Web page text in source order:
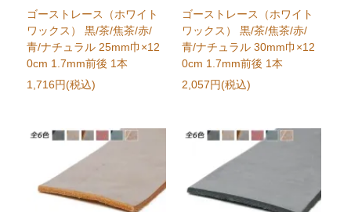
ゴーストレース（ホワイト
ワックス） 黒/茶/焦茶/赤/
青/ナチュラル 25mm巾×12
0cm 1.7mm前後 1本
1,716円(税込)
ゴーストレース（ホワイト
ワックス） 黒/茶/焦茶/赤/
青/ナチュラル 30mm巾×12
0cm 1.7mm前後 1本
2,057円(税込)